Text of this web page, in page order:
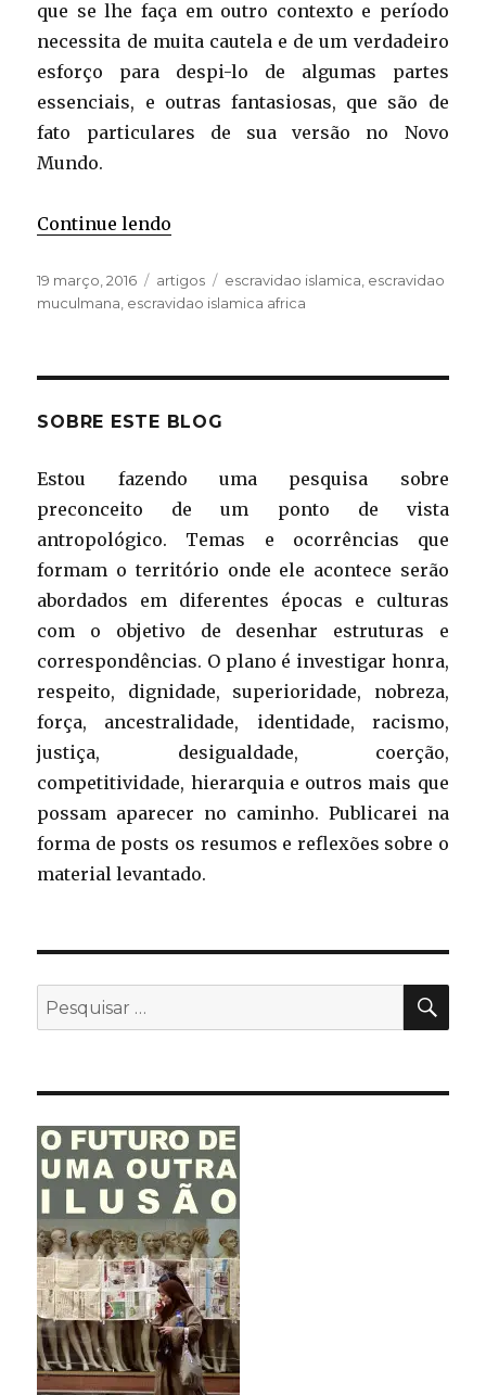
que se lhe faça em outro contexto e período
necessita de muita cautela e de um verdadeiro
esforço para despi-lo de algumas partes
essenciais, e outras fantasiosas, que são de
fato particulares de sua versão no Novo
Mundo.
Continue lendo
Publicado
em
19 março, 2016 Categorias
artigos Tags
escravidao islamica escravidao
muculmana escravidao islamica africa
SOBRE ESTE BLOG
Estou fazendo uma pesquisa sobre
preconceito de um ponto de vista
antropológico. Temas e ocorrências que
formam o território onde ele acontece serão
abordados em diferentes épocas e culturas
com o objetivo de desenhar estruturas e
correspondências. O plano é investigar honra,
respeito, dignidade, superioridade, nobreza,
força, ancestralidade, identidade, racismo,
justiça, desigualdade, coerção,
competitividade, hierarquia e outros mais que
possam aparecer no caminho. Publicarei na
forma de posts os resumos e reflexões sobre o
material levantado.
Pesquisar
por: